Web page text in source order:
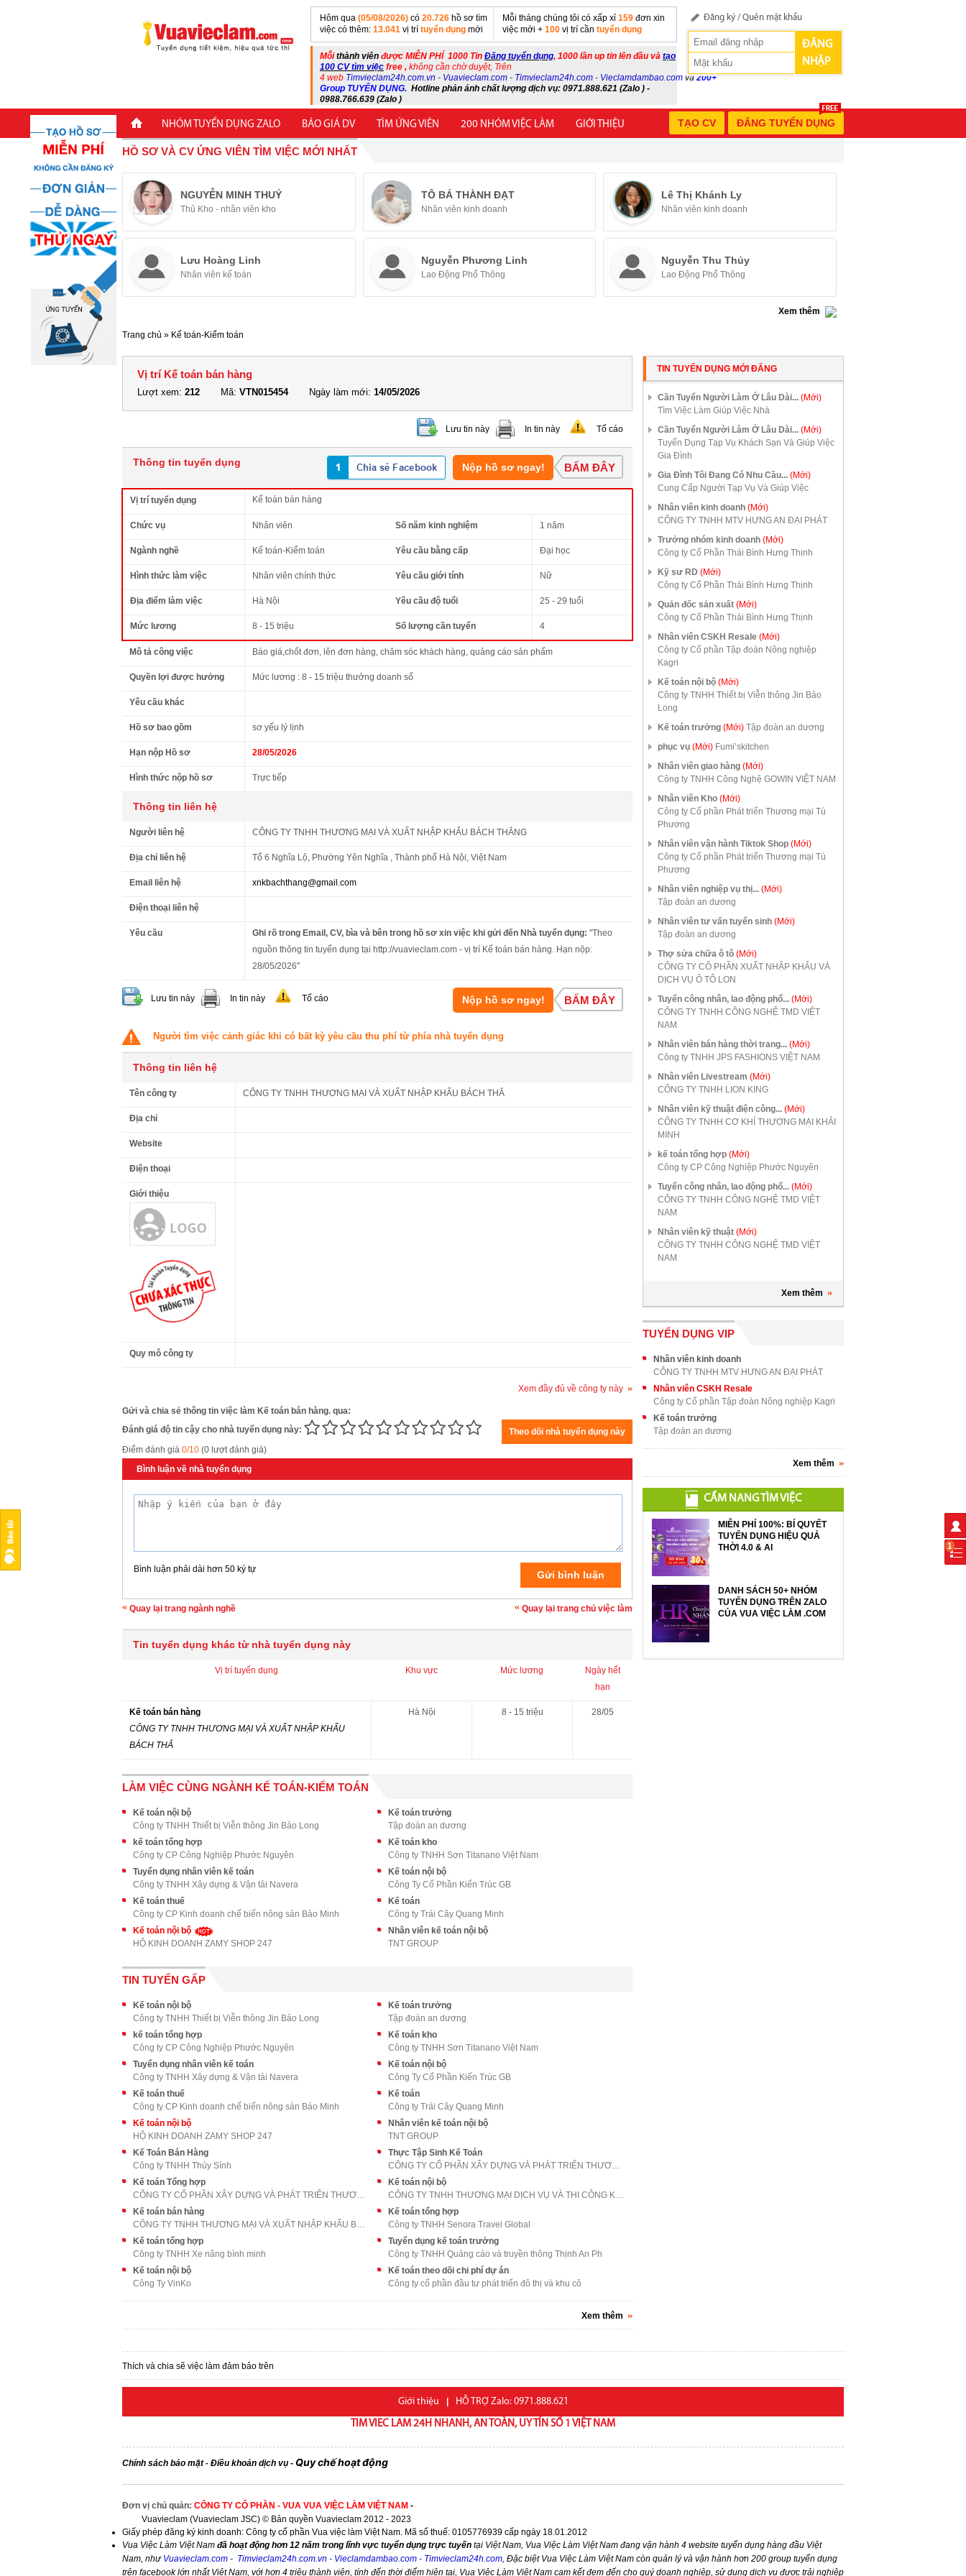
Hôm qua (05/08/2026) có 20.726 hồ sơ tìm
việc có thêm: 13.041 vị trí tuyển dụng mới
Mỗi tháng chúng tôi có xấp xỉ 159 đơn xin
việc mới + 100 vị trí cần tuyển dụng
Mỗithành viên được MIỄN PHÍ 1000 Tin Đăng tuyển dụng, 1000 lần up tin lên đầu và tạo
100 CV tìm việc free , không cần chờ duyệt, Trên
4 web Timvieclam24h.com.vn - Vuavieclam.com - Timvieclam24h.com - Vieclamdambao.com và 200+
Group TUYỂN DỤNG. Hotline phản ánh chất lượng dịch vụ: 0971.888.621 (Zalo ) -
0988.766.639 (Zalo )
Đăng ký /Quên mật khẩu
ĐĂNG
NHẬP
NHÓM TUYỂN DỤNG ZALO BÁO GIÁ DV TÌM ỨNG VIÊN 200 NHÓM VIỆC LÀM GIỚI THIỆU ĐĂNG TUYỂN DỤNG
TẠO CV
HỒ SƠ VÀ CV ỨNG VIÊN TÌM VIỆC MỚI NHẤT
NGUYỄN MINH THUÝ
Thủ Kho - nhân viên kho
TÔ BÁ THÀNH ĐẠT
Nhân viên kinh doanh
Lê Thị Khánh Ly
Nhân viên kinh doanh
Lưu Hoàng Linh
Nhân viên kế toán
Nguyễn Phương Linh
Lao Động Phổ Thông
Nguyễn Thu Thủy
Lao Động Phổ Thông
Xem thêm
Trang chủ » Kế toán-Kiểm toán
Vị trí Kế toán bán hàng
Lượt xem: 212 Mã: VTN015454 Ngày làm mới: 14/05/2026
Lưu tin này In tin này Tố cáo
Thông tin tuyển dụng Nộp hồ sơ ngay! BẤM ĐÂY
Vị trí tuyển dụng Kế toán bán hàng
Chức vụ Nhân viên Số năm kinh nghiệm 1 năm
Ngành nghề Kế toán-Kiểm toán Yêu cầu bằng cấp Đại học
Hình thức làm việc Nhân viên chính thức Yêu cầu giới tính Nữ
Địa điểm làm việc Hà Nội Yêu cầu độ tuổi 25 - 29 tuổi
Mức lương 8 - 15 triệu Số lượng cần tuyển 4
Mô tả công việc Báo giá,chốt đơn, lên đơn hàng, chăm sóc khách hàng, quảng cáo sản phẩm
Quyền lợi được hưởng Mức lương : 8 - 15 triệu thưởng doanh số
Yêu cầu khác
Hồ sơ bao gồm sơ yếu lý lịnh
Hạn nộp Hồ sơ 28/05/2026
Hình thức nộp hồ sơ Trực tiếp
Thông tin liên hệ
Người liên hệ CÔNG TY TNHH THƯƠNG MẠI VÀ XUẤT NHẬP KHẨU BÁCH THẮNG
Địa chỉ liên hệ Tổ 6 Nghĩa Lộ, Phường Yên Nghĩa , Thành phố Hà Nội, Việt Nam
Email liên hệ xnkbachthang@gmail.com
Điện thoại liên hệ
Yêu cầu Ghi rõ trong Email, CV, bìa và bên trong hồ sơ xin việc khi gửi đến Nhà tuyển dụng: "Theo
nguồn thông tin tuyển dụng tại http://vuavieclam.com - vị trí Kế toán bán hàng. Hạn nộp:
28/05/2026"
Lưu tin này In tin này Tố cáo Nộp hồ sơ ngay! BẤM ĐÂY
Người tìm việc cảnh giác khi có bất kỳ yêu cầu thu phí từ phía nhà tuyển dụng
Thông tin liên hệ
Tên công ty CÔNG TY TNHH THƯƠNG MẠI VÀ XUẤT NHẬP KHẨU BÁCH THẮ
Địa chỉ
Website
Điện thoại
Giới thiệu
Quy mô công ty
Xem đầy đủ về công ty này
Gửi và chia sẻ thông tin việc làm Kế toán bán hàng. qua:
Đánh giá độ tin cậy cho nhà tuyển dụng này:
Điểm đánh giá 0/10 (0 lượt đánh giá)
Bình luận về nhà tuyển dụng
Bình luận phải dài hơn 50 ký tự
Quay lại trang ngành nghề Quay lại trang chủ việc làm
Tin tuyển dụng khác từ nhà tuyển dụng này
Vị trí tuyển dụng Khu vực Mức lương
Ngày hết
hạn
Kế toán bán hàng
CÔNG TY TNHH THƯƠNG MẠI VÀ XUẤT NHẬP KHẨU
BÁCH THẮ
Hà Nội 8 - 15 triệu 28/05
LÀM VIỆC CÙNG NGÀNH KẾ TOÁN-KIỂM TOÁN
Kế toán nội bộ
Công ty TNHH Thiết bị Viễn thông Jin Bảo Long
Kế toán trưởng
Tập đoàn an dương
kế toán tổng hợp
Công ty CP Công Nghiệp Phước Nguyên
Kế toán kho
Công ty TNHH Sơn Titanano Việt Nam
Tuyển dụng nhân viên kế toán
Công ty TNHH Xây dựng & Vận tải Navera
Kế toán nội bộ
Công Ty Cổ Phần Kiến Trúc GB
Kế toán thuế
Công ty CP Kinh doanh chế biến nông sản Bảo Minh
Kế toán
Công ty Trái Cây Quang Minh
Kế toán nội bộ
HỘ KINH DOANH ZAMY SHOP 247
Nhân viên kế toán nội bộ
TNT GROUP
TIN TUYỂN GẤP
Kế toán nội bộ
Công ty TNHH Thiết bị Viễn thông Jin Bảo Long
Kế toán trưởng
Tập đoàn an dương
kế toán tổng hợp
Công ty CP Công Nghiệp Phước Nguyên
Kế toán kho
Công ty TNHH Sơn Titanano Việt Nam
Tuyển dụng nhân viên kế toán
Công ty TNHH Xây dựng & Vận tải Navera
Kế toán nội bộ
Công Ty Cổ Phần Kiến Trúc GB
Kế toán thuế
Công ty CP Kinh doanh chế biến nông sản Bảo Minh
Kế toán
Công ty Trái Cây Quang Minh
Kế toán nội bộ
HỘ KINH DOANH ZAMY SHOP 247
Nhân viên kế toán nội bộ
TNT GROUP
Kế Toán Bán Hàng
Công ty TNHH Thủy Sính
Thực Tập Sinh Kế Toán
CÔNG TY CỔ PHẦN XÂY DỰNG VÀ PHÁT TRIỂN THƯƠNG MẠI
Kế toán Tổng hợp
CÔNG TY CỔ PHẦN XÂY DỰNG VÀ PHÁT TRIỂN THƯƠNG MẠI
Kế toán nội bộ
CÔNG TY TNHH THƯƠNG MẠI DỊCH VỤ VÀ THI CÔNG KỸ THU
Kế toán bán hàng
CÔNG TY TNHH THƯƠNG MẠI VÀ XUẤT NHẬP KHẨU BÁCH THẮ
Kế toán tổng hợp
Công ty TNHH Senora Travel Global
Kế toán tổng hợp
Công ty TNHH Xe nâng bình minh
Tuyển dụng kế toán trưởng
Công ty TNHH Quảng cáo và truyền thông Thịnh An Ph
Kế toán nội bộ
Công Ty VinKo
Kế toán theo dõi chi phí dự án
Công ty cổ phần đầu tư phát triển đô thị và khu cô
Xem thêm
TIN TUYỂN DỤNG MỚI ĐĂNG
Cần Tuyển Người Làm Ở Lâu Dài... (Mới)
Tìm Việc Làm Giúp Việc Nhà
Cần Tuyển Người Làm Ở Lâu Dài... (Mới)
Tuyển Dụng Tạp Vụ Khách Sạn Và Giúp Việc
Gia Đình
Gia Đình Tôi Đang Có Nhu Cầu... (Mới)
Cung Cấp Người Tạp Vụ Và Giúp Việc
Nhân viên kinh doanh (Mới)
CÔNG TY TNHH MTV HƯNG AN ĐẠI PHÁT
Trưởng nhóm kinh doanh (Mới)
Công ty Cổ Phần Thái Bình Hưng Thịnh
Kỹ sư RD (Mới)
Công ty Cổ Phần Thái Bình Hưng Thịnh
Quản đốc sản xuất (Mới)
Công ty Cổ Phần Thái Bình Hưng Thịnh
Nhân viên CSKH Resale (Mới)
Công ty Cổ phần Tập đoàn Nông nghiệp
Kagri
Kế toán nội bộ (Mới)
Công ty TNHH Thiết bị Viễn thông Jin Bảo
Long
Kế toán trưởng (Mới) Tập đoàn an dương
phục vụ (Mới) Fumi’skitchen
Nhân viên giao hàng (Mới)
Công ty TNHH Công Nghệ GOWIN VIỆT NAM
Nhân viên Kho (Mới)
Công ty Cổ phần Phát triển Thương mại Tú
Phương
Nhân viên vận hành Tiktok Shop (Mới)
Công ty Cổ phần Phát triển Thương mại Tú
Phương
Nhân viên nghiệp vụ thị... (Mới)
Tập đoàn an dương
Nhân viên tư vấn tuyển sinh (Mới)
Tập đoàn an dương
Thợ sửa chữa ô tô (Mới)
CÔNG TY CỔ PHẦN XUẤT NHẬP KHẨU VÀ
DỊCH VỤ Ô TÔ LON
Tuyển công nhân, lao động phổ... (Mới)
CÔNG TY TNHH CÔNG NGHỆ TMD VIỆT
NAM
Nhân viên bán hàng thời trang... (Mới)
Công ty TNHH JPS FASHIONS VIỆT NAM
Nhân viên Livestream (Mới)
CÔNG TY TNHH LION KING
Nhân viên kỹ thuật điện công... (Mới)
CÔNG TY TNHH CƠ KHÍ THƯƠNG MẠI KHẢI
MINH
kế toán tổng hợp (Mới)
Công ty CP Công Nghiệp Phước Nguyên
Tuyển công nhân, lao động phổ... (Mới)
CÔNG TY TNHH CÔNG NGHỆ TMD VIỆT
NAM
Nhân viên kỹ thuật (Mới)
CÔNG TY TNHH CÔNG NGHỆ TMD VIỆT
NAM
Xem thêm
TUYỂN DỤNG VIP
Nhân viên kinh doanh
CÔNG TY TNHH MTV HƯNG AN ĐẠI PHÁT
Nhân viên CSKH Resale
Công ty Cổ phần Tập đoàn Nông nghiệp Kagri
Kế toán trưởng
Tập đoàn an dương
Xem thêm
CẨM NANG TÌM VIỆC
MIỄN PHÍ 100%: BÍ QUYẾT
TUYỂN DỤNG HIỆU QUẢ
THỜI 4.0 & AI
DANH SÁCH 50+ NHÓM
TUYỂN DỤNG TRÊN ZALO
CỦA VUA VIỆC LÀM .COM
Thích và chia sẽ việc làm đảm bảo trên
Giới thiệu HỖ TRỢ Zalo: 0971.888.621
TIM VIEC LAM 24H NHANH, AN TOÀN, UY TÍN SỐ 1 VIỆT NAM
Chính sách bảo mật- Điều khoản dịch vụ - Quy chế hoạt động
Đơn vị chủ quản: CÔNG TY CỔ PHẦN - VUA VUA VIỆC LÀM VIỆT NAM -
Vuavieclam (Vuavieclam JSC) © Bản quyền Vuavieclam 2012 - 2023
Giấy phép đăng ký kinh doanh: Công ty cổ phần Vua việc làm Việt Nam. Mã số thuế: 0105776939 cấp ngày 18.01.2012
Vua Việc Làm Việt Nam đã hoạt động hơn 12 năm trong lĩnh vực tuyển dụng trực tuyến tại Việt Nam, Vua Việc Làm Việt Nam đang vận hành 4 website tuyển dụng hàng đầu Việt
Nam, như Vuavieclam.com - Timvieclam24h.com.vn - Vieclamdambao.com - Timvieclam24h.com, Đặc biệt Vua Việc Làm Việt Nam còn quản lý và vận hành hơn 200 group tuyển dụng
trên facebook lớn nhất Việt Nam, với hơn 4 triệu thành viên, tính đến thời điểm hiện tại, Vua Việc Làm Việt Nam cam kết đem đến cho quý doanh nghiệp, sử dụng dịch vụ được trải nghiệp
1